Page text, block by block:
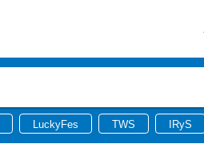
LuckyFes TWS IRyS